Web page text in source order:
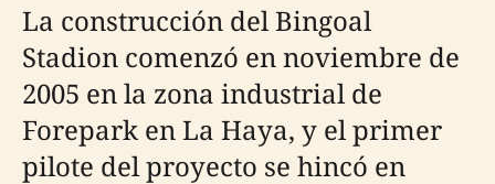
La construcción del Bingoal
Stadion comenzó en noviembre de
2005 en la zona industrial de
Forepark en La Haya, y el primer
pilote del proyecto se hincó en